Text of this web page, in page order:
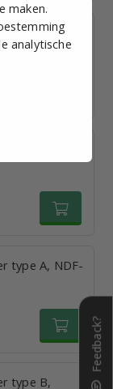
NDF-7,
type A, NDF-
type B,
maken.
analytische
Feedback?